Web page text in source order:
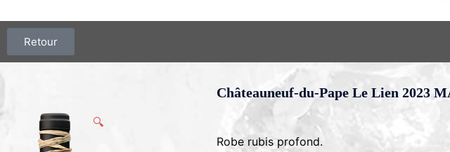
Retour
🔍
Châteauneuf-du-Pape Le Lien 2023
Robe rubis profond.